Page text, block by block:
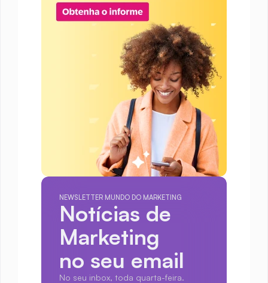
NEWSLETTER MUNDO DO MARKETING
Notícias de
Marketing
no seu email
No seu inbox, toda quarta-feira.